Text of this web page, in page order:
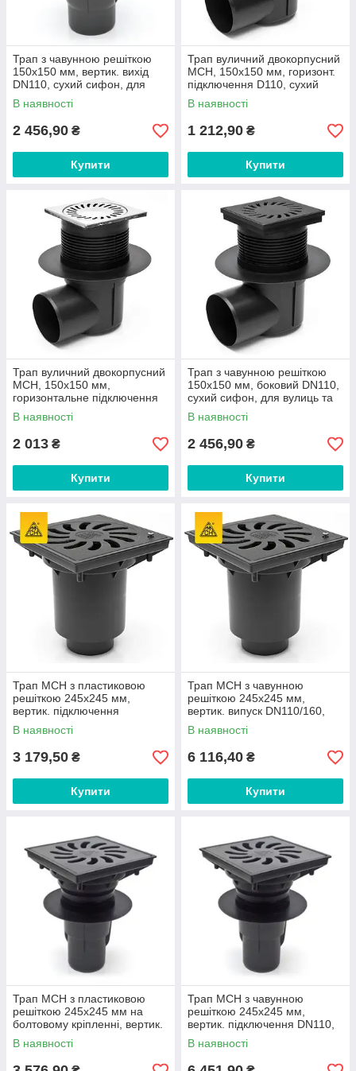
Трап з чавунною решіткою
150х150 мм, вертик. вихід
DN110, сухий сифон, для
вулиць та паркінгів арт. 827
S-Li
В наявності
2 456,90 ₴
Купити
Трап вуличний двокорпусний
МСН, 150х150 мм, горизонт.
підключення D110, сухий
сифон, пластик арт. 424 S
В наявності
1 212,90 ₴
Купити
Трап вуличний двокорпусний
МСН, 150х150 мм,
горизонтальне підключення
D110, сухий сифон арт. 424
S-N
В наявності
2 013 ₴
Купити
Трап з чавунною решіткою
150х150 мм, боковий DN110,
сухий сифон, для вулиць та
паркінгів арт. 424 S-Li
В наявності
2 456,90 ₴
Купити
Трап МСН з пластиковою
решіткою 245х245 мм,
вертик. підключення
DN110/160, для вулиці та
паркінгу арт. 328Pz
В наявності
3 179,50 ₴
Купити
Трап МСН з чавунною
решіткою 245х245 мм,
вертик. випуск DN110/160,
для вулиці та паркінгу арт.
328z
В наявності
6 116,40 ₴
Купити
Трап МСН з пластиковою
решіткою 245х245 мм на
болтовому кріпленні, вертик.
підключення DN110, для
вулиці та паркінгу арт. 831 S
В наявності
Трап МСН з чавунною
решіткою 245х245 мм,
вертик. підключення DN110,
для вулиці та паркінгу арт.
831 Sz
В наявності